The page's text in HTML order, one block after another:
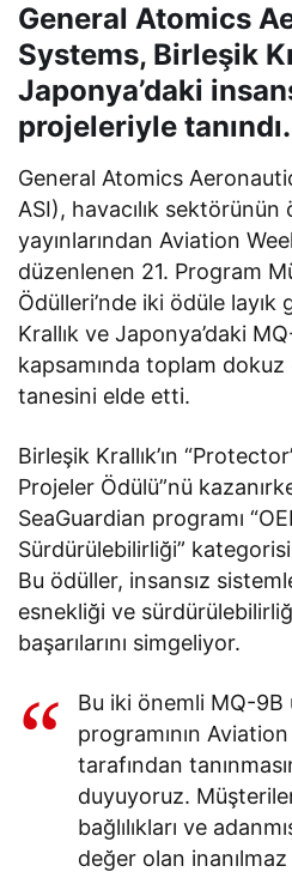
General Atomics
Systems, Birleşik
Japonya’daki
projeleriyle tanındı.
General Atomics
ASI), havacılık sektörünün
yayınlarından Aviation
düzenlenen 21. Program
Ödülleri’nde iki ödüle
Krallık ve Japonya’daki
kapsamında toplam dokuz
tanesini elde etti.
Birleşik Krallık’ın
Projeler Ödülü”nü
SeaGuardian programı
Sürdürülebilirliği”
Bu ödüller, insansız
esnekliği ve
başarılarını simgeliyor.
Bu iki önemli MQ-9B
programının
tarafından
duyuyoruz.
bağlılıkları ve
değer olan inanılmaz